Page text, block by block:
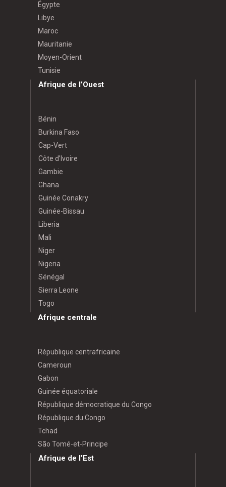
Égypte
Libye
Maroc
Mauritanie
Moyen-Orient
Tunisie
Afrique de l’Ouest
Bénin
Burkina Faso
Cap-Vert
Côte d’Ivoire
Gambie
Ghana
Guinée Conakry
Guinée-Bissau
Liberia
Mali
Niger
Nigeria
Sénégal
Sierra Leone
Togo
Afrique centrale
République centrafricaine
Cameroun
Gabon
Guinée équatoriale
République démocratique du Congo
République du Congo
Tchad
São Tomé-et-Principe
Afrique de l’Est